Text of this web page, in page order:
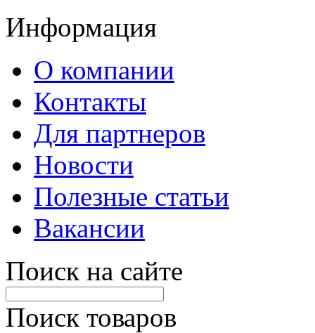
Информация
О компании
Контакты
Для партнеров
Новости
Полезные статьи
Вакансии
Поиск на сайте
Поиск товаров